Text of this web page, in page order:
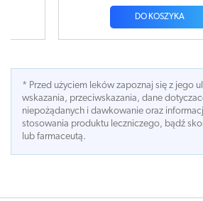
* Przed użyciem leków zapoznaj się z jego
wskazania, przeciwskazania, dane
niepożądanych i dawkowanie oraz
stosowania produktu leczniczego, bądź
lub farmaceutą.